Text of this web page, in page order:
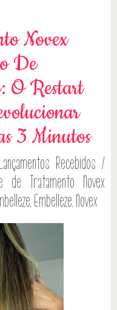
Novex
De
O Restart
3 Minutos
Lançamentos Recebidos /
de Tratamento Novex
, Embelleze, Novex